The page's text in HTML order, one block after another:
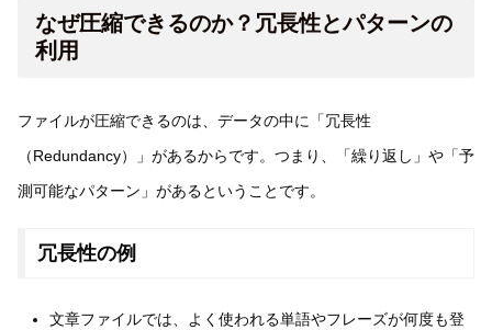
なぜ圧縮できるのか？冗長性とパターンの
利用
ファイルが圧縮できるのは、データの中に「冗長性
（Redundancy）」があるからです。つまり、「繰り返し」や「予
測可能なパターン」があるということです。
冗長性の例
文章ファイルでは、よく使われる単語やフレーズが何度も登